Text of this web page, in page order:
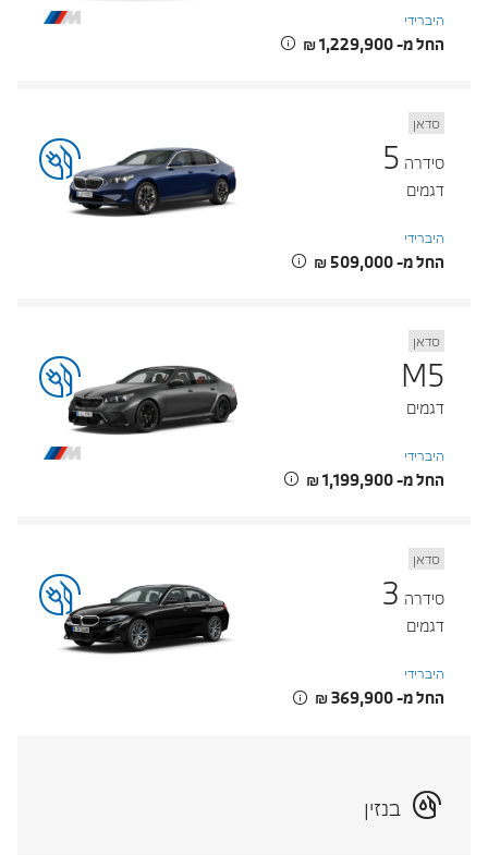
היברידי
החל מ- ‏1,229,900 ‏₪
סדאן
סידרה5
דגמים
היברידי
החל מ- ‏509,000 ‏₪
סדאן
M5
דגמים
היברידי
החל מ- ‏1,199,900 ‏₪
סדאן
סידרה3
דגמים
היברידי
החל מ- ‏369,900 ‏₪
בנזין